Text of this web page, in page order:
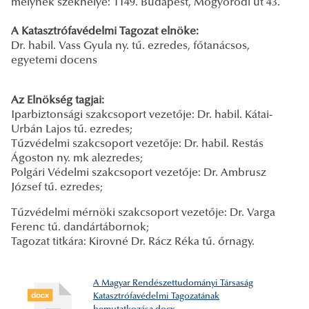
melynek székhelye: 1149. Budapest, Mogyoródi út 43.
A Katasztrófavédelmi Tagozat elnöke:
Dr. habil. Vass Gyula ny. tű. ezredes, főtanácsos,
egyetemi docens
Az Elnökség tagjai:
Iparbiztonsági szakcsoport vezetője: Dr. habil. Kátai-
Urbán Lajos tű. ezredes;
Tűzvédelmi szakcsoport vezetője: Dr. habil. Restás
Ágoston ny. mk alezredes;
Polgári Védelmi szakcsoport vezetője: Dr. Ambrusz
József tű. ezredes;
Tűzvédelmi mérnöki szakcsoport vezetője: Dr. Varga
Ferenc tű. dandártábornok;
Tagozat titkára: Kirovné Dr. Rácz Réka tű. őrnagy.
A Magyar Rendészettudományi Társaság
Katasztrófavédelmi Tagozatának